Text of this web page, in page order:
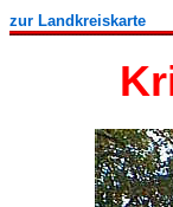
zur Landkreiskarte